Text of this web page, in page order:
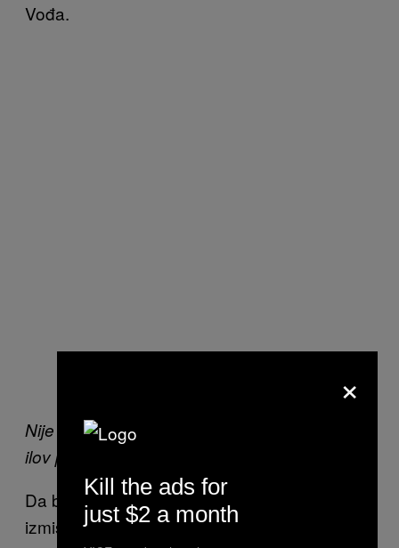
Vođa.
Nije baš Cahiers du Cinéma, ali Kim Džong-
ilov priručnik u stvari ima smisla.
Da bi primenio svoj rafiniran pristup
izmišljanju monumentalnih laži, Kim II je
×
Kill the ads for
just $2 a month